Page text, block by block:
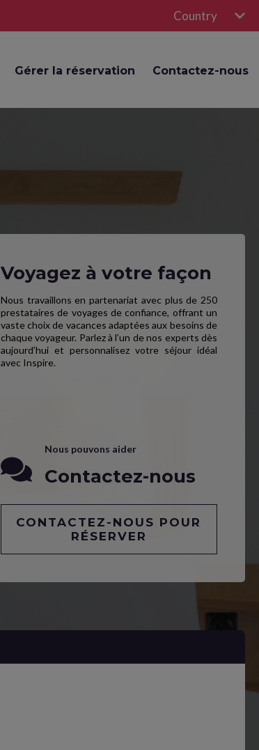
Country
Gérer la réservation Contactez-nous
Voyagez à votre façon
Nous travaillons en partenariat avec plus de 250
prestataires de voyages de confiance, offrant un
vaste choix de vacances adaptées aux besoins de
chaque voyageur. Parlez à l’un de nos experts dès
aujourd’hui et personnalisez votre séjour idéal
avec Inspire.
Nous pouvons aider
Contactez-nous
CONTACTEZ-NOUS POUR
RÉSERVER